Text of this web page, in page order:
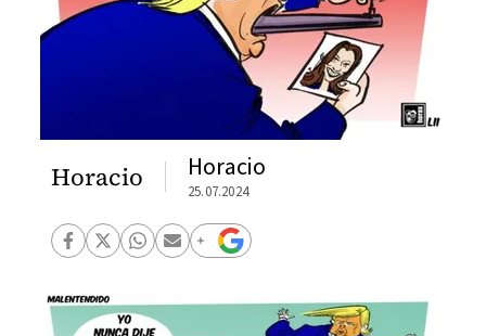
Horacio Horacio
25.07.2024